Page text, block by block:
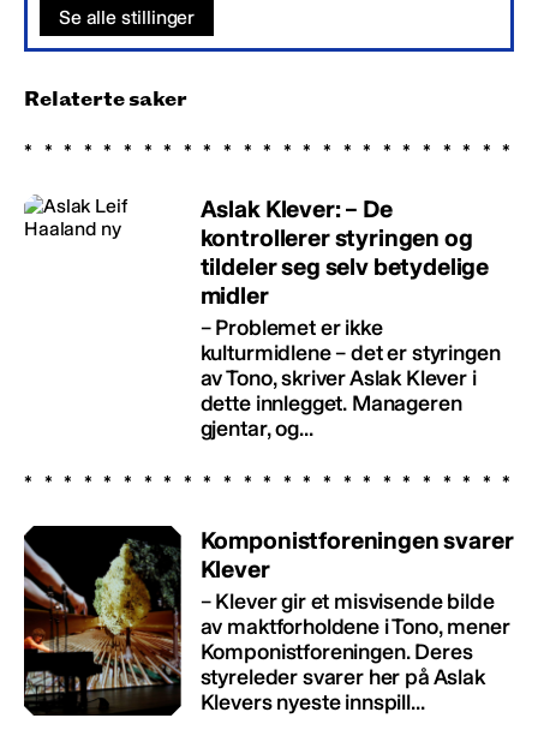
Se alle stillinger
Relaterte saker
Aslak Klever: – De
kontrollerer styringen og
tildeler seg selv betydelige
midler
– Problemet er ikke
kulturmidlene – det er styringen
av Tono, skriver Aslak Klever i
dette innlegget. Manageren
gjentar, og...
Komponistforeningen svarer
Klever
– Klever gir et misvisende bilde
av maktforholdene i Tono, mener
Komponistforeningen. Deres
styreleder svarer her på Aslak
Klevers nyeste innspill...